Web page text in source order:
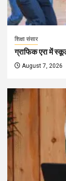
शिक्षा संसार
ग्राफिक एरा में
August 7, 2026